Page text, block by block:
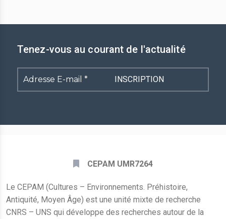
Tenez-vous au courant de l'actualité
Adresse
E-
CEPAM UMR7264
Le CEPAM (Cultures – Environnements. Préhistoire,
Antiquité, Moyen Âge) est une unité mixte de recherche
CNRS – UNS qui développe des recherches autour de la